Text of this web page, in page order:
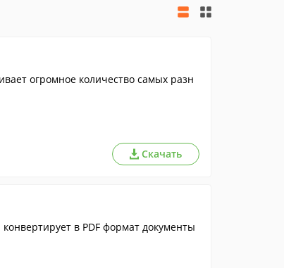
огромное количество самых разн
Скачать
в PDF формат документы